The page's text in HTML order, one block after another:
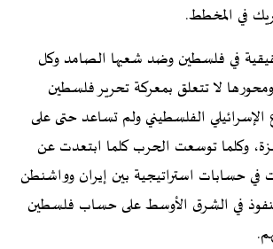
في المخطط.
في فلسطين وضد شعبها الصامد وكل
لا تتعلق بمعركة تحرير فلسطين
الفلسطيني ولم تساعد حتى على
وكلما توسعت الحرب كلما ابتعدت عن
حسابات استراتيجية بين إيران وواشنطن
في الشرق الأوسط على حساب فلسطين